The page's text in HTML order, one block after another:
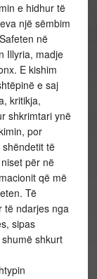
e hidhur të
një sëmbim
në
Illyria, madje
E kishim
e saj
kritikja,
shkrimtari ynë
por
të
për në
që më
Të
të ndarjes nga
sipas
shkurt